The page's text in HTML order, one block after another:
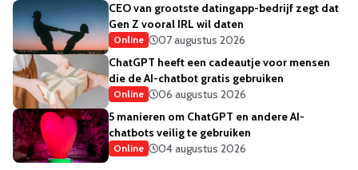
CEO van grootste datingapp-bedrijf zegt dat
Gen Z vooral IRL wil daten
Online
07 augustus 2026
ChatGPT heeft een cadeautje voor mensen
die de AI-chatbot gratis gebruiken
Online
06 augustus 2026
5 manieren om ChatGPT en andere AI-
chatbots veilig te gebruiken
Online 04 augustus 2026